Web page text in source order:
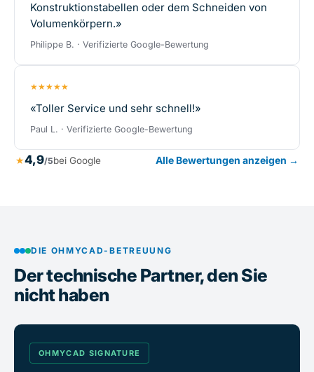
Konstruktionstabellen oder dem Schneiden von
Volumenkörpern.»
Philippe B. · Verifizierte Google-Bewertung
★★★★★
«Toller Service und sehr schnell!»
Paul L. · Verifizierte Google-Bewertung
★4,9/5bei Google Alle Bewertungen anzeigen →
DIE OHMYCAD-BETREUUNG
Der technische Partner, den Sie
nicht haben
OHMYCAD SIGNATURE